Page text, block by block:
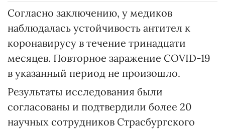
Согласно заключению, у медиков
наблюдалась устойчивость антител к
коронавирусу в течение тринадцати
месяцев. Повторное заражение COVID-19
в указанный период не произошло.
Результаты исследования были
согласованы и подтвердили более 20
научных сотрудников Страсбургского